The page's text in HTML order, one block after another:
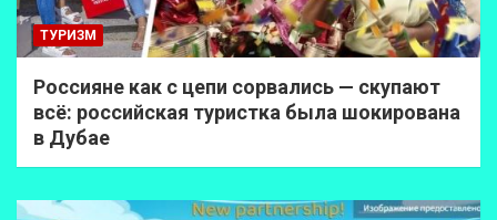
ТУРИЗМ
Россияне как с цепи сорвались — скупают
всё: российская туристка была шокирована
в Дубае